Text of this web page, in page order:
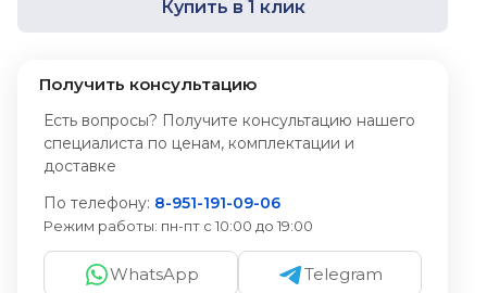
Купить в 1 клик
Получить консультацию
Есть вопросы? Получите консультацию нашего
специалиста по ценам, комплектации и
доставке
По телефону: 8-951-191-09-06
Режим работы: пн-пт с 10:00 до 19:00
WhatsApp Telegram